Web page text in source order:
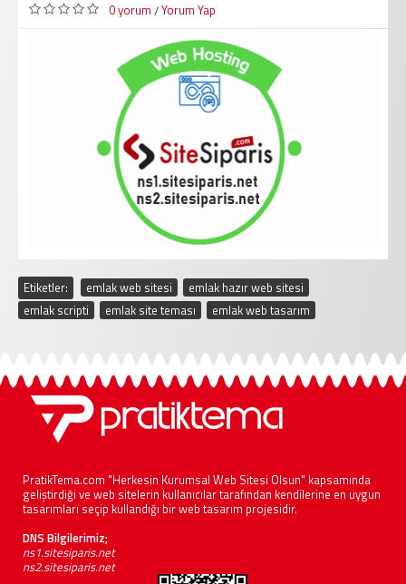
0 yorum /Yorum Yap
Etiketler: emlak web sitesi emlak hazır web sitesi
emlak scripti
emlak site teması emlak web tasarım
PratikTema.com "Herkesin Kurumsal Web Sitesi Olsun" kapsamında
geliştirdiği ve web sitelerin kullanıcılar tarafından kendilerine en uygun
tasarımları seçip kullandığı bir web tasarım projesidir.
DNS Bilgilerimiz;
ns1.sitesiparis.net
ns2.sitesiparis.net